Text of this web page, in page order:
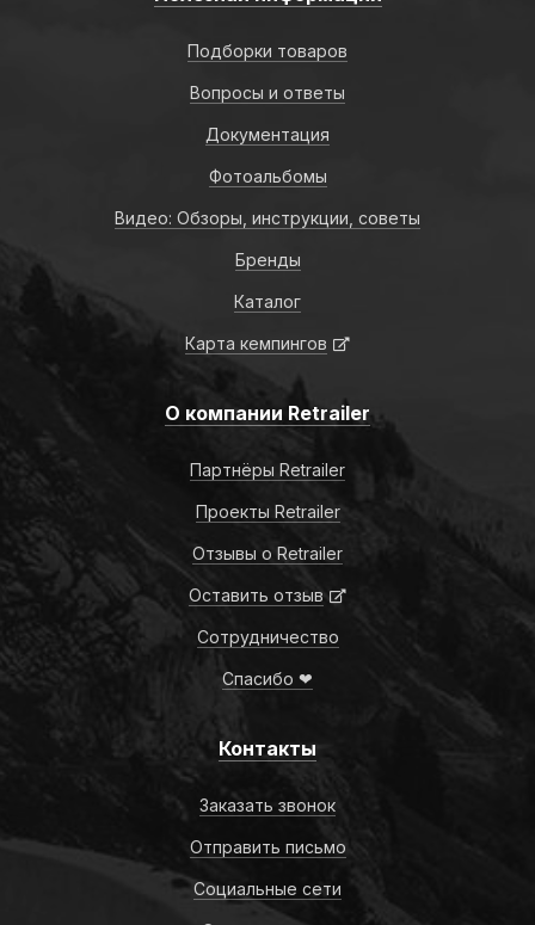
Подборки товаров
Вопросы и ответы
Документация
Фотоальбомы
Видео: Обзоры, инструкции, советы
Бренды
Каталог
Карта кемпингов
О компании Retrailer
Партнёры Retrailer
Проекты Retrailer
Отзывы о Retrailer
Оставить отзыв
Сотрудничество
Спасибо ❤
Контакты
Заказать звонок
Отправить письмо
Социальные сети